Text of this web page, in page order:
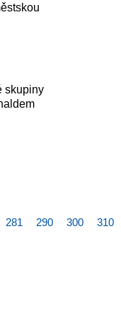
skupiny
281 290 300 310